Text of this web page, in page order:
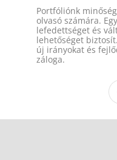
Portfóliónk
olvasó számára.
lefedettséget és
lehetőséget
új irányokat és
záloga.